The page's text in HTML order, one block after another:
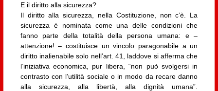
E il diritto alla sicurezza?
Il diritto alla sicurezza, nella Costituzione, non c’è. La
sicurezza è nominata come una delle condizioni che
fanno parte della totalità della persona umana: e –
attenzione! – costituisce un vincolo paragonabile a un
diritto inalienabile solo nell’art. 41, laddove si afferma che
l’iniziativa economica, pur libera, “non può svolgersi in
contrasto con l’utilità sociale o in modo da recare danno
alla sicurezza, alla libertà, alla dignità umana”.